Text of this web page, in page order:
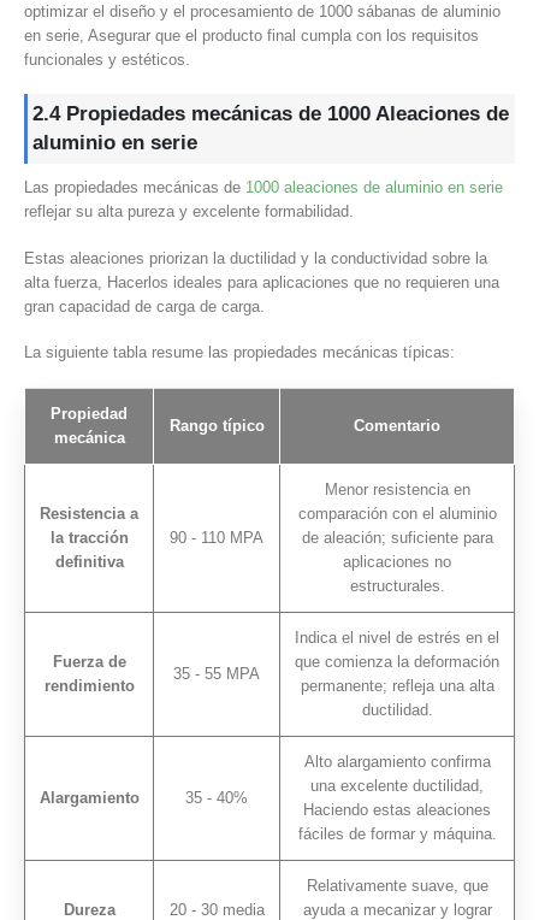
optimizar el diseño y el procesamiento de 1000 sábanas de aluminio
en serie, Asegurar que el producto final cumpla con los requisitos
funcionales y estéticos.
2.4 Propiedades mecánicas de 1000 Aleaciones de
aluminio en serie
Las propiedades mecánicas de 1000 aleaciones de aluminio en serie
reflejar su alta pureza y excelente formabilidad.
Estas aleaciones priorizan la ductilidad y la conductividad sobre la
alta fuerza, Hacerlos ideales para aplicaciones que no requieren una
gran capacidad de carga de carga.
La siguiente tabla resume las propiedades mecánicas típicas:
Propiedad
mecánica
Rango típico Comentario
Resistencia a
la tracción
definitiva
90 - 110 MPA
Menor resistencia en
comparación con el aluminio
de aleación; suficiente para
aplicaciones no
estructurales.
Fuerza de
rendimiento
35 - 55 MPA
Indica el nivel de estrés en el
que comienza la deformación
permanente; refleja una alta
ductilidad.
Alargamiento 35 - 40%
Alto alargamiento confirma
una excelente ductilidad,
Haciendo estas aleaciones
fáciles de formar y máquina.
Dureza
20 - 30 media
Relativamente suave, que
ayuda a mecanizar y lograr